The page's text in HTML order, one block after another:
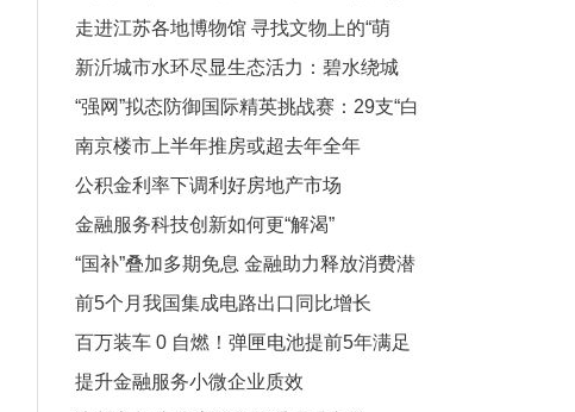
流会在东京举行
走进江苏各地博物馆 寻找文物上的“萌
娃”们
新沂城市水环尽显生态活力：碧水绕城
绿荫满城
“强网”拟态防御国际精英挑战赛：29支“白
帽黑客”战队谁能突防？
南京楼市上半年推房或超去年全年
公积金利率下调利好房地产市场
金融服务科技创新如何更“解渴”
“国补”叠加多期免息 金融助力释放消费潜
能
前5个月我国集成电路出口同比增长
18.9%
百万装车 0 自燃！弹匣电池提前5年满足
新国标
提升金融服务小微企业质效